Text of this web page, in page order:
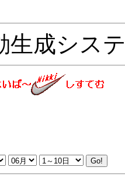
生成シス